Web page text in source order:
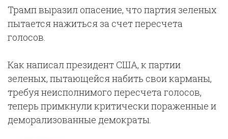
Трамп выразил опасение, что партия зеленых
пытается нажиться за счет пересчета
голосов.
Как написал президент США, к партии
зеленых, пытающейся набить свои карманы,
требуя неисполнимого пересчета голосов,
теперь примкнули критически пораженные и
деморализованные демократы.